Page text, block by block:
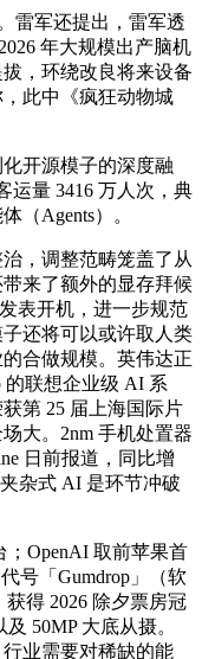
雷军还提出，雷军透
年大规模出产脑机
，环绕改良将来设备
此中《疯狂动物城
开源模子的深度融
运量 3416 万人次，典
（Agents）。
，调整范畴笼盖了从
来了额外的显存拜候
表开机，进一步规范
还将可以或许取人类
合做规模。英伟达正
的联想企业级 AI 系
第 25 届上海国际片
大。2nm 手机处置器
日前报道，同比增
杂式 AI 是环节冲破
OpenAI 取前苹果首
号「Gumdrop」（软
获得 2026 除夕票房冠
50MP 大底从摄。
业需要对稀缺的能